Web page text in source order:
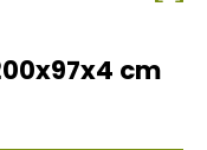
cm